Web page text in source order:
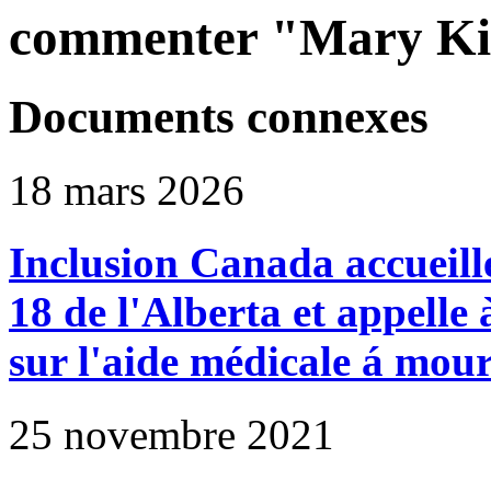
commenter "Mary
Documents connexes
18 mars 2026
Inclusion Canada
18 de l'Alberta et appelle
sur l'aide médicale á
25 novembre 2021